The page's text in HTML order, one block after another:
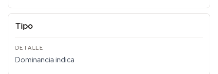
Tipo
Dominancia indica